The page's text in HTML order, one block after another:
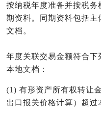
按纳税年度准备并按税务
期资料。同期资料包括
文档。
年度关联交易金额符合
本地文档：
(1) 有形资产所有权转让
出口报关价格计算）超过